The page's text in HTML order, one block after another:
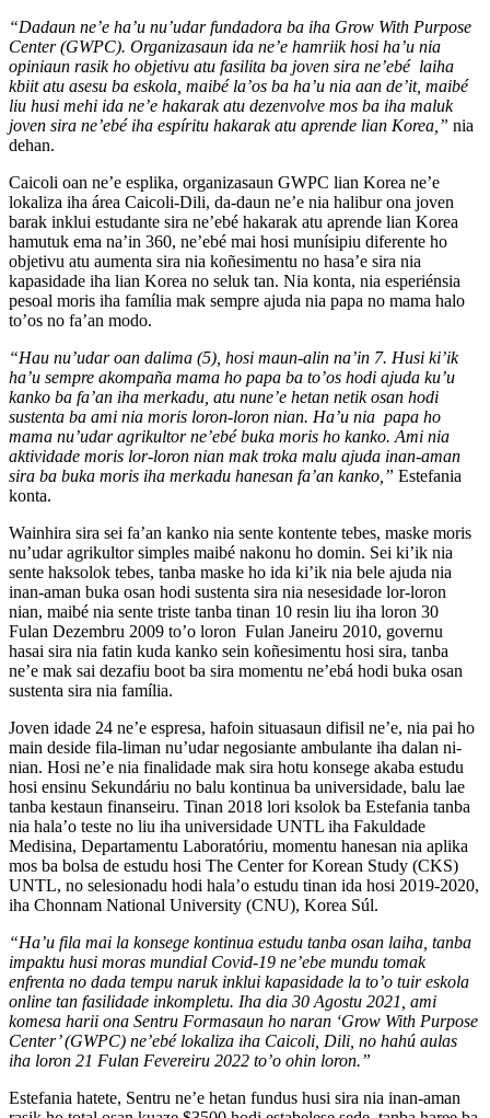
“Dadaun ne’e ha’u nu’udar fundadora ba iha Grow With Purpose
Center (GWPC). Organizasaun ida ne’e hamriik hosi ha’u nia
opiniaun rasik ho objetivu atu fasilita ba joven sira ne’ebé laiha
kbiit atu asesu ba eskola, maibé la’os ba ha’u nia aan de’it, maibé
liu husi mehi ida ne’e hakarak atu dezenvolve mos ba iha maluk
joven sira ne’ebé iha espíritu hakarak atu aprende lian Korea,” nia
dehan.
Caicoli oan ne’e esplika, organizasaun GWPC lian Korea ne’e
lokaliza iha área Caicoli-Dili, da-daun ne’e nia halibur ona joven
barak inklui estudante sira ne’ebé hakarak atu aprende lian Korea
hamutuk ema na’in 360, ne’ebé mai hosi munísipiu diferente ho
objetivu atu aumenta sira nia koñesimentu no hasa’e sira nia
kapasidade iha lian Korea no seluk tan. Nia konta, nia esperiénsia
pesoal moris iha família mak sempre ajuda nia papa no mama halo
to’os no fa’an modo.
“Hau nu’udar oan dalima (5), hosi maun-alin na’in 7. Husi ki’ik
ha’u sempre akompaña mama ho papa ba to’os hodi ajuda ku’u
kanko ba fa’an iha merkadu, atu nune’e hetan netik osan hodi
sustenta ba ami nia moris loron-loron nian. Ha’u nia papa ho
mama nu’udar agrikultor ne’ebé buka moris ho kanko. Ami nia
aktividade moris lor-loron nian mak troka malu ajuda inan-aman
sira ba buka moris iha merkadu hanesan fa’an kanko,” Estefania
konta.
Wainhira sira sei fa’an kanko nia sente kontente tebes, maske moris
nu’udar agrikultor simples maibé nakonu ho domin. Sei ki’ik nia
sente haksolok tebes, tanba maske ho ida ki’ik nia bele ajuda nia
inan-aman buka osan hodi sustenta sira nia nesesidade lor-loron
nian, maibé nia sente triste tanba tinan 10 resin liu iha loron 30
Fulan Dezembru 2009 to’o loron Fulan Janeiru 2010, governu
hasai sira nia fatin kuda kanko sein koñesimentu hosi sira, tanba
ne’e mak sai dezafiu boot ba sira momentu ne’ebá hodi buka osan
sustenta sira nia família.
Joven idade 24 ne’e espresa, hafoin situasaun difisil ne’e, nia pai ho
main deside fila-liman nu’udar negosiante ambulante iha dalan ni-
nian. Hosi ne’e nia finalidade mak sira hotu konsege akaba estudu
hosi ensinu Sekundáriu no balu kontinua ba universidade, balu lae
tanba kestaun finanseiru. Tinan 2018 lori ksolok ba Estefania tanba
nia hala’o teste no liu iha universidade UNTL iha Fakuldade
Medisina, Departamentu Laboratóriu, momentu hanesan nia aplika
mos ba bolsa de estudu hosi The Center for Korean Study (CKS)
UNTL, no selesionadu hodi hala’o estudu tinan ida hosi 2019-2020,
iha Chonnam National University (CNU), Korea Súl.
“Ha’u fila mai la konsege kontinua estudu tanba osan laiha, tanba
impaktu husi moras mundial Covid-19 ne’ebe mundu tomak
enfrenta no dada tempu naruk inklui kapasidade la to’o tuir eskola
online tan fasilidade inkompletu. Iha dia 30 Agostu 2021, ami
komesa harii ona Sentru Formasaun ho naran ‘Grow With Purpose
Center’ (GWPC) ne’ebé lokaliza iha Caicoli, Dili, no hahú aulas
iha loron 21 Fulan Fevereiru 2022 to’o ohin loron.”
Estefania hatete, Sentru ne’e hetan fundus husi sira nia inan-aman